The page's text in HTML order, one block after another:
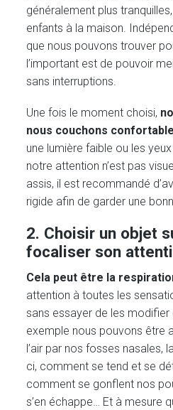
généralement plus
enfants à la maison.
que nous pouvons trouver
l’important est de pouvoir
sans interruptions.
Une fois le moment choisi,
nous couchons
une lumière faible ou les
notre attention n’est pas
assis, il est recommandé
rigide afin de garder une
2. Choisir un objet
focaliser son
Cela peut être la
attention à toutes les
sans essayer de les modifier
exemple nous pouvons être
l’air par nos fosses nasales,
ci, comment se tend et se
comment se gonflent nos
s’en échappe… Et à mesure